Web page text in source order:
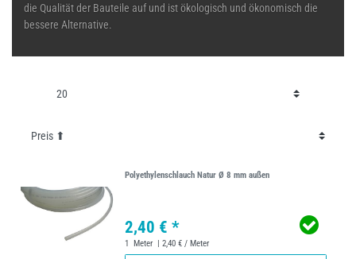
die Qualität der Bauteile auf und ist ökologisch und ökonomisch die
bessere Alternative.
Polyethylenschlauch Natur Ø 8 mm außen
2,40 € *
1 Meter | 2,40 € / Meter